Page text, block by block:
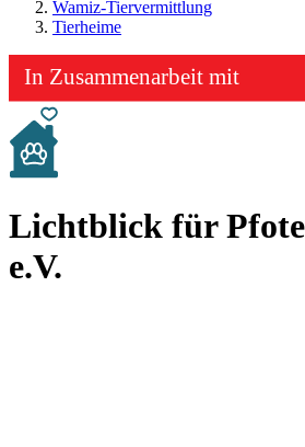
Wamiz-Tiervermittlung
Tierheime
Lichtblick für
e.V.